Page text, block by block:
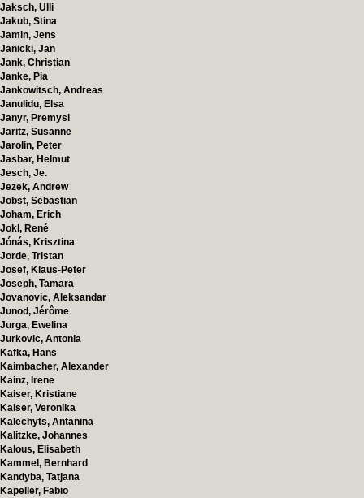
Jaksch, Ulli
Jakub, Stina
Jamin, Jens
Janicki, Jan
Jank, Christian
Janke, Pia
Jankowitsch, Andreas
Janulidu, Elsa
Janyr, Premysl
Jaritz, Susanne
Jarolin, Peter
Jasbar, Helmut
Jesch, Je.
Jezek, Andrew
Jobst, Sebastian
Joham, Erich
Jokl, René
Jónás, Krisztina
Jorde, Tristan
Josef, Klaus-Peter
Joseph, Tamara
Jovanovic, Aleksandar
Junod, Jérôme
Jurga, Ewelina
Jurkovic, Antonia
Kafka, Hans
Kaimbacher, Alexander
Kainz, Irene
Kaiser, Kristiane
Kaiser, Veronika
Kalechyts, Antanina
Kalitzke, Johannes
Kalous, Elisabeth
Kammel, Bernhard
Kandyba, Tatjana
Kapeller, Fabio